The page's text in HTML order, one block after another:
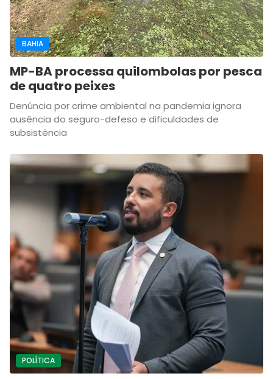
BAHIA
MP-BA processa quilombolas por pesca
de quatro peixes
Denúncia por crime ambiental na pandemia ignora
ausência do seguro-defeso e dificuldades de
subsistência
POLÍTICA